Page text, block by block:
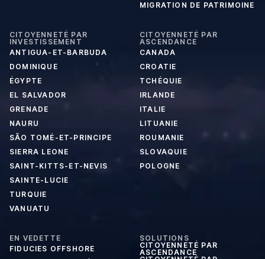
MIGRATION DE PATRIMOINE
CITOYENNETÉ PAR
INVESTISSEMENT
ANTIGUA-ET-BARBUDA
DOMINIQUE
ÉGYPTE
EL SALVADOR
GRENADE
NAURU
SÃO TOMÉ-ET-PRINCIPE
SIERRA LEONE
SAINT-KITTS-ET-NEVIS
SAINTE-LUCIE
TURQUIE
VANUATU
CITOYENNETÉ PAR
ASCENDANCE
CANADA
CROATIE
TCHÉQUIE
IRLANDE
ITALIE
LITUANIE
ROUMANIE
SLOVAQUIE
POLOGNE
EN VEDETTE
FIDUCIES OFFSHORE
SOLUTIONS
CITOYENNETÉ PAR
ASCENDANCE